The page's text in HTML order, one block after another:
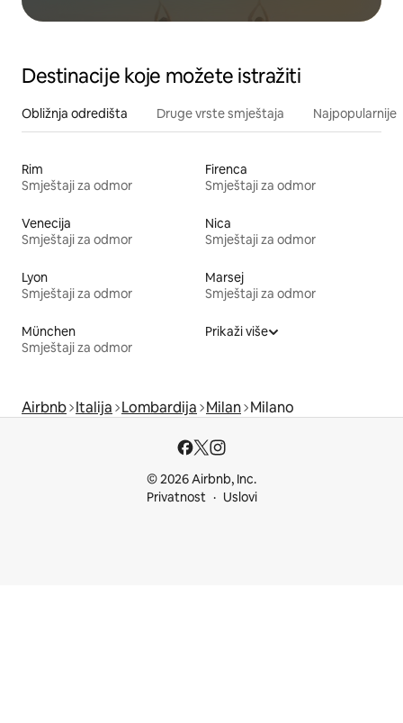
Destinacije koje možete istražiti
Obližnja odredišta Druge vrste smještaja Najpopularnije
Rim
Smještaji za odmor
Firenca
Smještaji za odmor
Venecija
Smještaji za odmor
Nica
Smještaji za odmor
Lyon
Smještaji za odmor
Marsej
Smještaji za odmor
München
Smještaji za odmor
Prikaži više
Airbnb Italija Lombardija Milan Milano
© 2026 Airbnb, Inc.
Privatnost
Uslovi